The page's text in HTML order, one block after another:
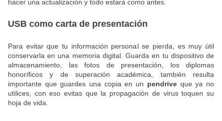
hacer una actualización y todo estará como antes.
USB como carta de presentación
Para evitar que tu información personal se pierda, es muy útil
conservarla en una memoria digital. Guarda en tu dispositivo de
almacenamiento, las fotos de presentación, los diplomas
honoríficos y de superación académica, también resulta
importante que guardes una copia en un pendriveque ya no
utilices, con eso evitas que la propagación de virus toquen su
hoja de vida.